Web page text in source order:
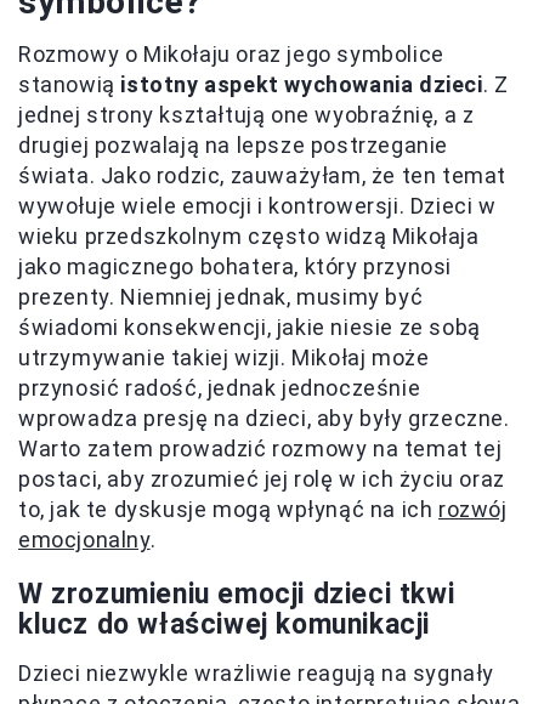
Rozmowy o Mikołaju oraz jego symbolice
stanowią istotny aspekt wychowania dzieci. Z
jednej strony kształtują one wyobraźnię, a z
drugiej pozwalają na lepsze postrzeganie
świata. Jako rodzic, zauważyłam, że ten temat
wywołuje wiele emocji i kontrowersji. Dzieci w
wieku przedszkolnym często widzą Mikołaja
jako magicznego bohatera, który przynosi
prezenty. Niemniej jednak, musimy być
świadomi konsekwencji, jakie niesie ze sobą
utrzymywanie takiej wizji. Mikołaj może
przynosić radość, jednak jednocześnie
wprowadza presję na dzieci, aby były grzeczne.
Warto zatem prowadzić rozmowy na temat tej
postaci, aby zrozumieć jej rolę w ich życiu oraz
to, jak te dyskusje mogą wpłynąć na ich rozwój
emocjonalny.
W zrozumieniu emocji dzieci tkwi
klucz do właściwej komunikacji
Dzieci niezwykle wrażliwie reagują na sygnały